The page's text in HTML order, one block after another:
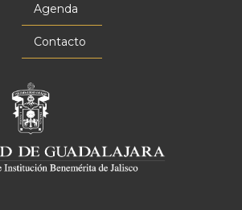
Agenda
Contacto